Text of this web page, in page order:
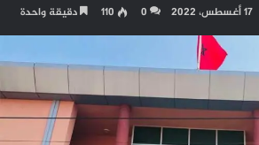
17 أغسطس، 2022 0
110 دقيقة واحدة